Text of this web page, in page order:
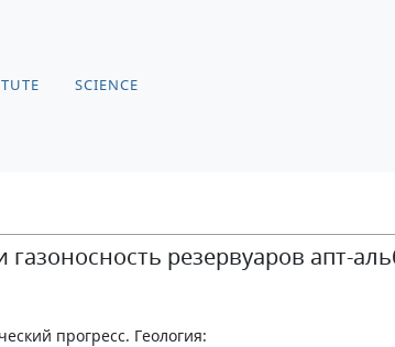
SCIENCE
газоносность резервуаров апт-
прогресс. Геология: